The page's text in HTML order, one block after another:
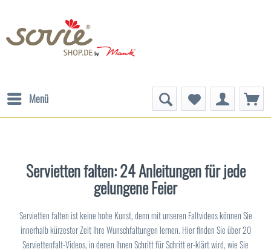
Menü
Servietten falten: 24 Anleitungen für jede
gelungene Feier
Servietten falten ist keine hohe Kunst, denn mit unseren Faltvideos können Sie
innerhalb kürzester Zeit Ihre Wunschfaltungen lernen. Hier finden Sie über 20
Serviettenfalt-Videos, in denen Ihnen Schritt für Schritt er-klärt wird, wie Sie